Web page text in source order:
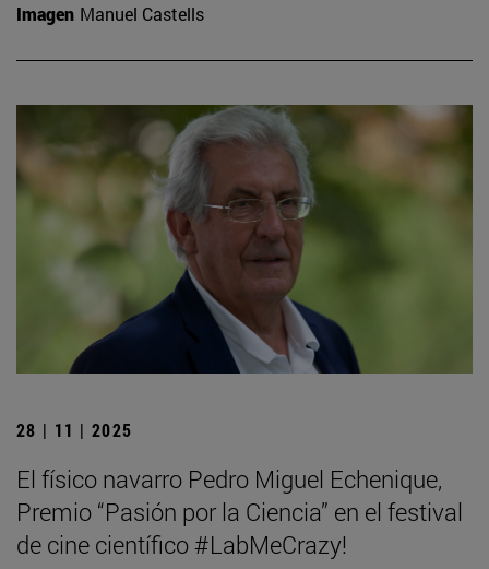
Imagen Manuel Castells
28 | 11 | 2025
El físico navarro Pedro Miguel Echenique,
Premio “Pasión por la Ciencia” en el festival
de cine científico #LabMeCrazy!